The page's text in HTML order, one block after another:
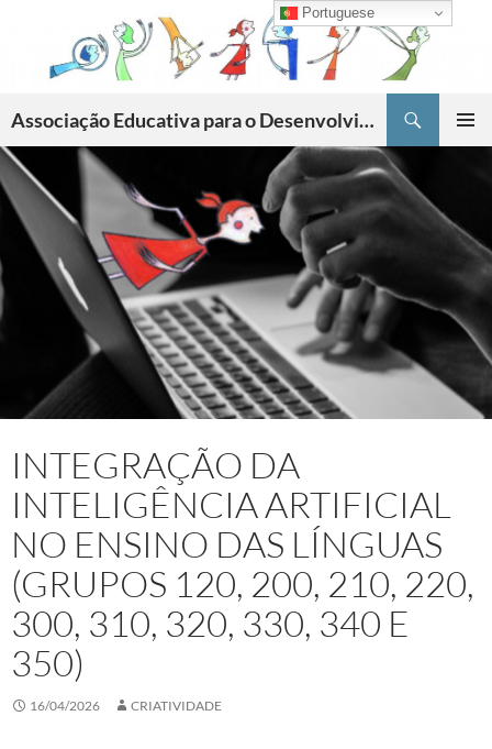
content
Associação Educativa para o Desenvolvimento da Criatividade
INTEGRAÇÃO DA
INTELIGÊNCIA ARTIFICIAL
NO ENSINO DAS LÍNGUAS
(GRUPOS 120, 200, 210, 220,
300, 310, 320, 330, 340 E
350)
16/04/2026 CRIATIVIDADE
Portuguese